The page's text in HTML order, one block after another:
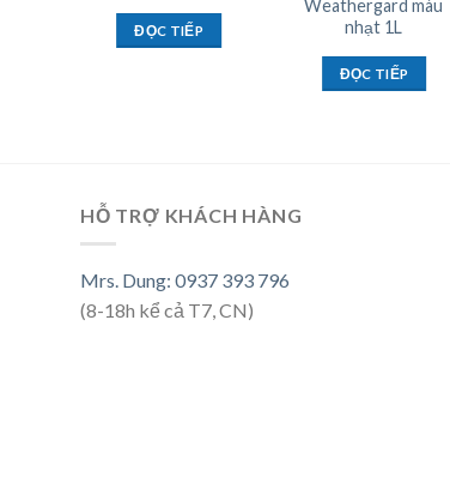
ĐỌC TIẾP
Weathergard màu
nhạt 1L
ĐỌC TIẾP
HỖ TRỢ KHÁCH HÀNG
Mrs. Dung: 0937 393 796
(8-18h kể cả T7, CN)